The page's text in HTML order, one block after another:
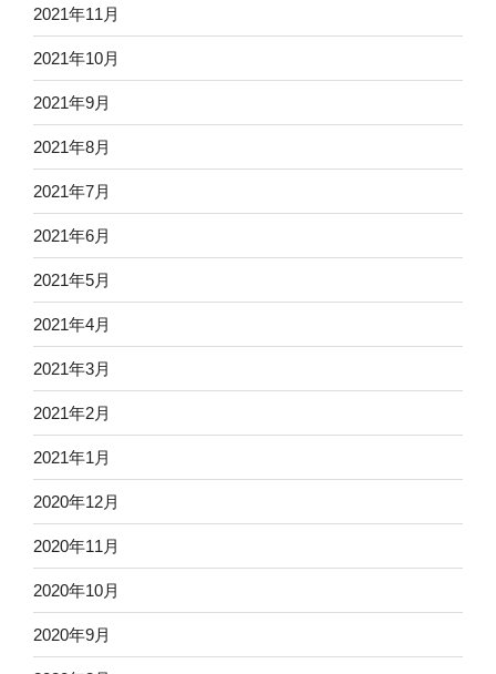
2021年11月
2021年10月
2021年9月
2021年8月
2021年7月
2021年6月
2021年5月
2021年4月
2021年3月
2021年2月
2021年1月
2020年12月
2020年11月
2020年10月
2020年9月